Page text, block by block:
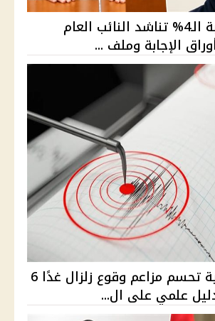
أسرة ريم طالبة الـ4% تناشد النائب العام
الإجابة وملف ...
البحوث الفلكية تحسم مزاعم وقوع زلزال غدًا 6
علمي على ال...